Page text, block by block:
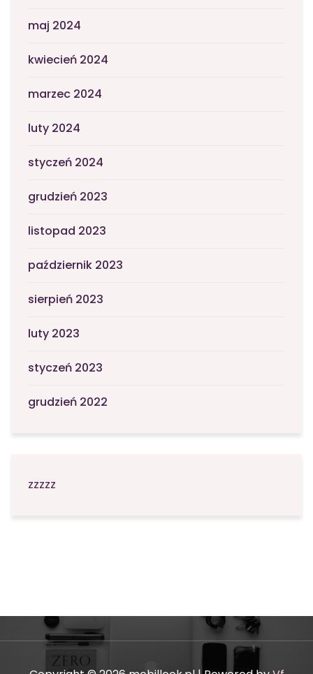
maj 2024
kwiecień 2024
marzec 2024
luty 2024
styczeń 2024
grudzień 2023
listopad 2023
październik 2023
sierpień 2023
luty 2023
styczeń 2023
grudzień 2022
zzzzz